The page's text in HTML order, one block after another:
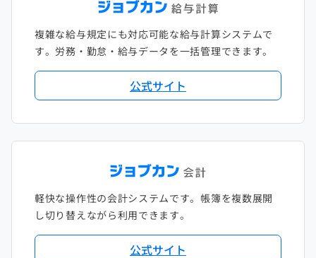
複雑な給与規定にも対応可能な給与計算システムで
す。労務・勤怠・給与データを一括管理できます。
公式サイト
軽快な操作性の会計システムです。帳簿を複数展開
し切り替えながら利用できます。
公式サイト